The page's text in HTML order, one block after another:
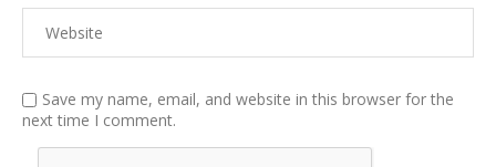
Save my name, email, and website in this browser for the
next time I comment.